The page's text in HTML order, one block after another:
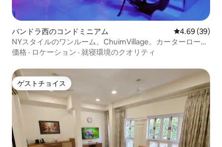
バンドラ西のコンドミニアム レビュー39
4.69 (39)
NYスタイルのワンルーム。ChuimVillage。カーターロード
まで徒歩圏内
価格 · ロケーション · 就寝環境のクオリティ
ゲストチョイス
ゲストチョイス